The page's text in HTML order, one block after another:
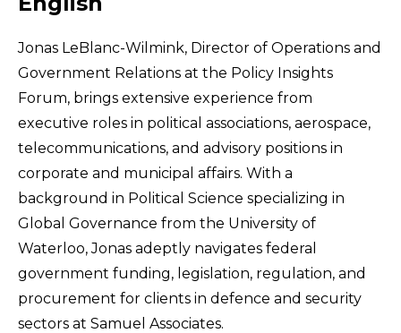
Jonas LeBlanc-Wilmink, Director of Operations and
Government Relations at the Policy Insights
Forum, brings extensive experience from
executive roles in political associations, aerospace,
telecommunications, and advisory positions in
corporate and municipal affairs. With a
background in Political Science specializing in
Global Governance from the University of
Waterloo, Jonas adeptly navigates federal
government funding, legislation, regulation, and
procurement for clients in defence and security
sectors at Samuel Associates.